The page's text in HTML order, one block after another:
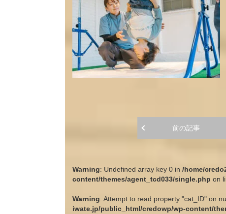
前の記事
Warning: Undefined array key 0 in /home/
content/themes/agent_tcd033/single.php on
Warning: Attempt to read property "cat_ID" on
iwate.jp/public_html/credowp/wp-content/